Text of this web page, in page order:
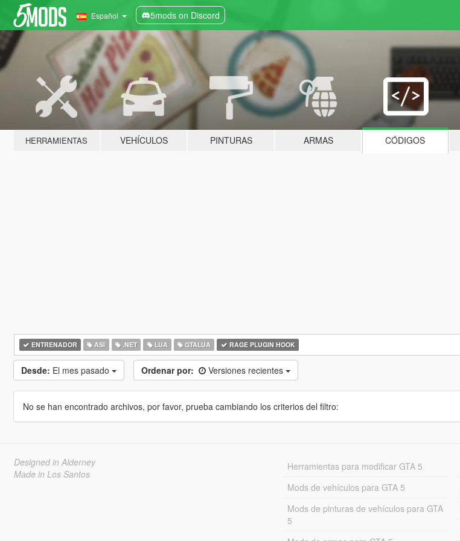
Español 5mods on Discord
HERRAMIENTAS VEHÍCULOS PINTURAS ARMAS CÓDIGOS
ENTRENADOR ASI .NET LUA GTALUA RAGE PLUGIN HOOK
Desde: El mes pasado Ordenar por: Versiones recientes
No se han encontrado archivos, por favor, prueba cambiando los criterios del filtro:
Designed in Alderney
Made in Los Santos
Herramientas para modificar GTA 5
Mods de vehículos para GTA 5
Mods de pinturas de vehículos para GTA
5